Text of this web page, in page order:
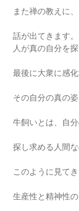
また禅の教えに
話が出てきます。
人が真の自分を
最後に大衆に感化
その自分の真の
牛飼いとは、自
探し求める人間な
このように見て
生産性と精神性